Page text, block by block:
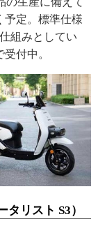
予定。標準仕様
組みとしてい
付中。
リスト S3）